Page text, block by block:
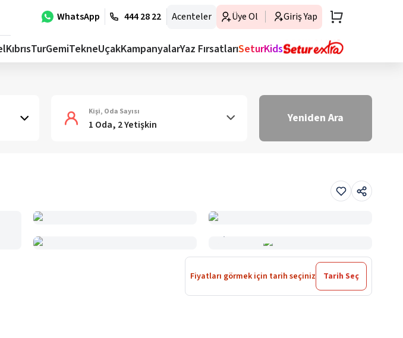
WhatsApp 444 28 22 Acenteler Üye Ol Giriş Yap
KıbrısTurGemiTekneUçakKampanyalarYaz FırsatlarıSeturKids
Kişi, Oda Sayısı
1 Oda, 2 Yetişkin Yeniden Ara
Fiyatları görmek için tarih seçiniz Tarih Seç